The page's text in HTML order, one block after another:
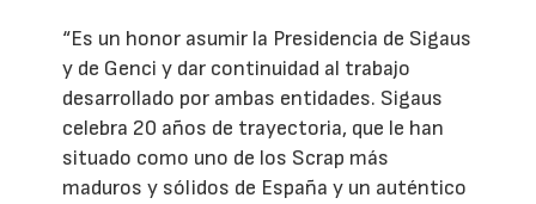
“Es un honor asumir la Presidencia de Sigaus
y de Genci y dar continuidad al trabajo
desarrollado por ambas entidades. Sigaus
celebra 20 años de trayectoria, que le han
situado como uno de los Scrap más
maduros y sólidos de España y un auténtico